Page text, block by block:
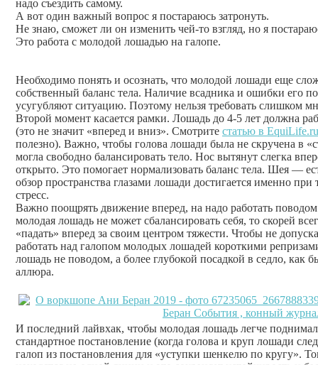
надо съездить самому.
А вот один важный вопрос я постараюсь затронуть.
Не знаю, сможет ли он изменить чей-то взгляд, но я
Это работа с молодой лошадью на галопе.
Необходимо понять и осознать, что молодой лошади еще
собственный баланс тела. Наличие всадника и ошибки его
усугубляют ситуацию. Поэтому нельзя требовать слишком
Второй момент касается рамки. Лошадь до 4-5 лет должна
(это не значит «вперед и вниз». Смотрите статью в EquiLife.ru
полезно). Важно, чтобы голова лошади была не скручена в
могла свободно балансировать тело. Нос вытянут слегка
открыто. Это помогает нормализовать баланс тела. Шея —
обзор пространства глазами лошади достигается именно
стресс.
Важно поощрять движение вперед, на надо работать
молодая лошадь не может сбалансировать себя, то скорей
«падать» вперед за своим центром тяжести. Чтобы не
работать над галопом молодых лошадей короткими
лошадь не поводом, а более глубокой посадкой в седло, как
аллюра.
И последний лайвхак, чтобы молодая лошадь легче
стандартное постановление (когда голова и круп лошади
галоп из постановления для «уступки шенкелю по кругу».